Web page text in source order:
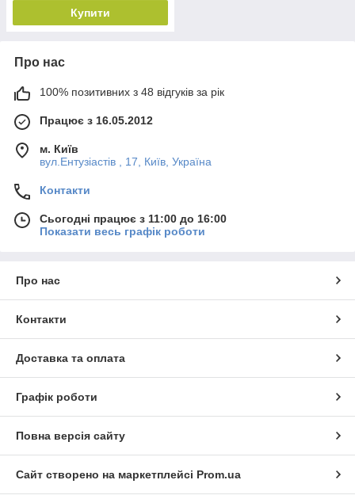
Купити
Про нас
100% позитивних з 48 відгуків за рік
Працює з 16.05.2012
м. Київ
вул.Ентузіастів , 17, Київ, Україна
Контакти
Сьогодні працює з 11:00 до 16:00
Показати весь графік роботи
Про нас
Контакти
Доставка та оплата
Графік роботи
Повна версія сайту
Сайт створено на маркетплейсі Prom.ua